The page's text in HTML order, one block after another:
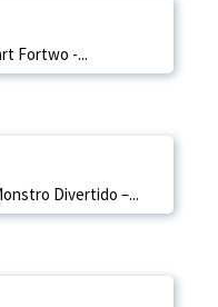
Fortwo -...
Divertido –...